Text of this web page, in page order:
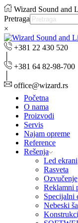
Wizard Sound and
Pretraga
×
+381 22 430 520
+381 64 82-98-700
office@wizard.rs
Početna
O nama
Proizvodi
Servis
Najam opreme
Reference
Rešenja
Led ekrani
Rasveta
Ozvučenje
Reklamni
Specijalni
Nebeski